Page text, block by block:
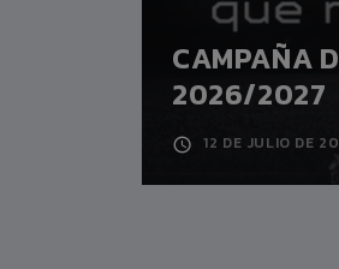
CAMPAÑA
2026/2027
12 DE JULIO DE